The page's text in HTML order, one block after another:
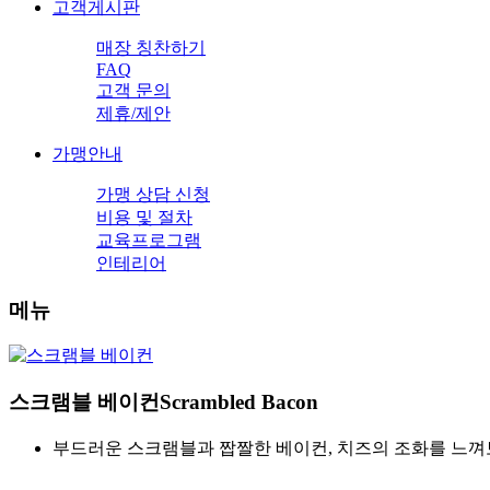
고객게시판
매장 칭찬하기
FAQ
고객 문의
제휴/제안
가맹안내
가맹 상담 신청
비용 및 절차
교육프로그램
인테리어
메뉴
스크램블 베이컨Scrambled Bacon
부드러운 스크램블과 짭짤한 베이컨, 치즈의 조화를 느